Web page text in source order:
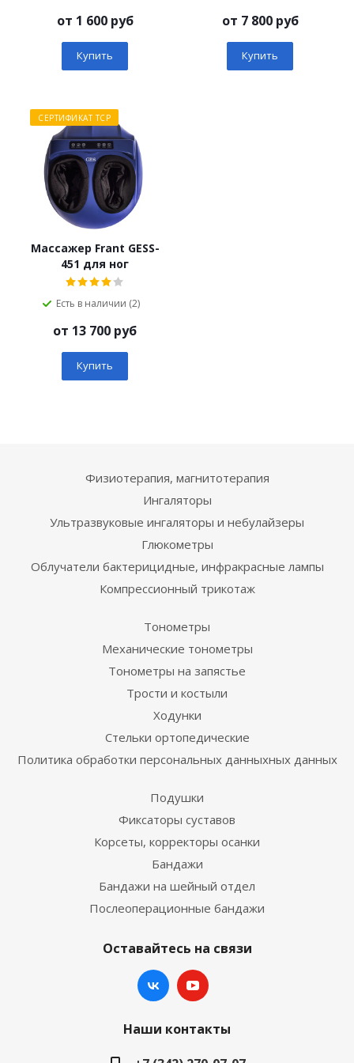
от 1 600 руб
Купить
от 7 800 руб
Купить
СЕРТИФИКАТ ТСР
Массажер Frant GESS-
451 для ног
Есть в наличии (2)
от 13 700 руб
Купить
Физиотерапия, магнитотерапия
Ингаляторы
Ультразвуковые ингаляторы и небулайзеры
Глюкометры
Облучатели бактерицидные, инфракрасные лампы
Компрессионный трикотаж
Тонометры
Механические тонометры
Тонометры на запястье
Трости и костыли
Ходунки
Стельки ортопедические
Политика обработки персональных данныхных данных
Подушки
Фиксаторы суставов
Корсеты, корректоры осанки
Бандажи
Бандажи на шейный отдел
Послеоперационные бандажи
Оставайтесь на связи
Наши контакты